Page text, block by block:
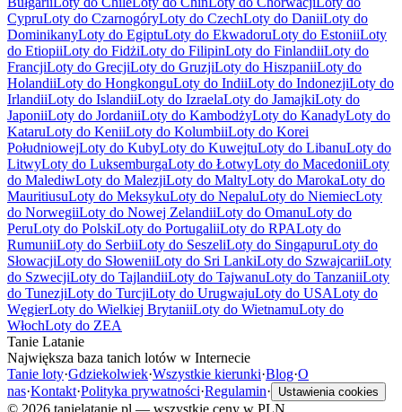
CypruLoty do CzarnogóryLoty do CzechLoty do DaniiLoty do
DominikanyLoty do EgiptuLoty do EkwadoruLoty do EstoniiLoty
do EtiopiiLoty do FidżiLoty do FilipinLoty do FinlandiiLoty do
FrancjiLoty do GrecjiLoty do GruzjiLoty do HiszpaniiLoty do
HolandiiLoty do HongkonguLoty do IndiiLoty do IndonezjiLoty do
IrlandiiLoty do IslandiiLoty do IzraelaLoty do JamajkiLoty do
JaponiiLoty do JordaniiLoty do KambodżyLoty do KanadyLoty do
KataruLoty do KeniiLoty do KolumbiiLoty do Korei
PołudniowejLoty do KubyLoty do KuwejtuLoty do LibanuLoty do
LitwyLoty do LuksemburgaLoty do ŁotwyLoty do MacedoniiLoty
do MalediwLoty do MalezjiLoty do MaltyLoty do MarokaLoty do
MauritiusuLoty do MeksykuLoty do NepaluLoty do NiemiecLoty
do NorwegiiLoty do Nowej ZelandiiLoty do OmanuLoty do
PeruLoty do PolskiLoty do PortugaliiLoty do RPALoty do
RumuniiLoty do SerbiiLoty do SeszeliLoty do SingapuruLoty do
SłowacjiLoty do SłoweniiLoty do Sri LankiLoty do SzwajcariiLoty
do SzwecjiLoty do TajlandiiLoty do TajwanuLoty do TanzaniiLoty
do TunezjiLoty do TurcjiLoty do UrugwajuLoty do USALoty do
WęgierLoty do Wielkiej BrytaniiLoty do WietnamuLoty do
WłochLoty do ZEA
Tanie Latanie
Największa baza tanich lotów w Internecie
Tanie loty·Gdziekolwiek·Wszystkie kierunki·Blog·O
nas·Kontakt·Polityka prywatności·Regulamin· Ustawienia cookies
© 2026 tanielatanie.pl — wszystkie ceny w PLN.